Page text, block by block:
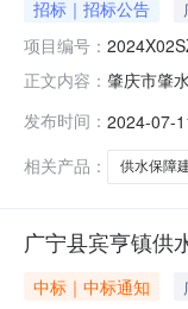
招标｜招标公告
项目编号：
正文内容： 肇庆市肇
整套设备
招标代理
发布时间： 2024-07-
相关产品：
供水保障
广宁县宾亨镇供
中标｜中标通知